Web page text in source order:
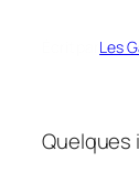
Les
Quelques